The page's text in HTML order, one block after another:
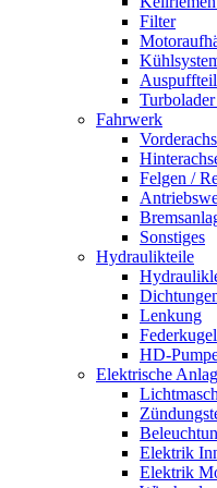
Filter
Fahrwerk
Felgen /
Sonstiges
Hydraulikteile
Lenkung
HD-
Elektrische
Elektrik
Elektrik